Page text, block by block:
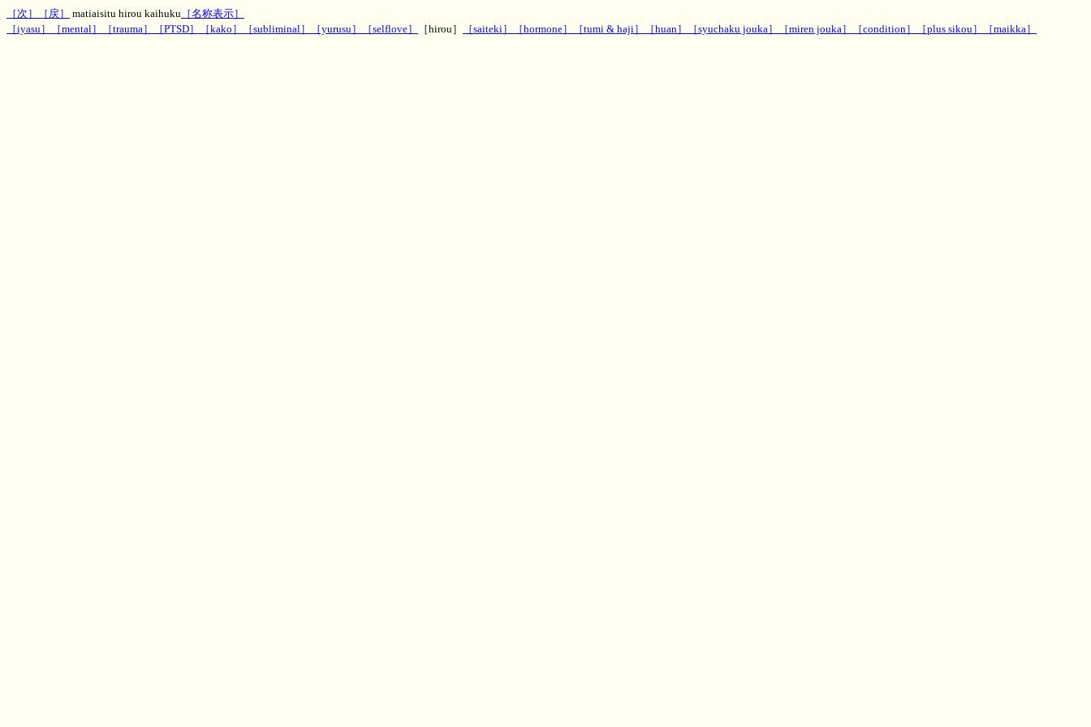
［次］ ［戻］ matiaisitu hirou kaihuku ［名称表示］
［iyasu］
［mental］ ［trauma］ ［PTSD］ ［kako］ ［subliminal］ ［yurusu］ ［selflove］ ［hirou］ ［saiteki］ ［hormone］ ［tumi & haji］ ［huan］ ［syuchaku jouka］ ［miren jouka］ ［condition］ ［plus sikou］ ［maikka］